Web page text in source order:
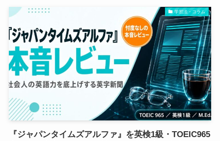
学習法・コラム
『ジャパンタイムズアルファ』を英検1級・TOEIC965